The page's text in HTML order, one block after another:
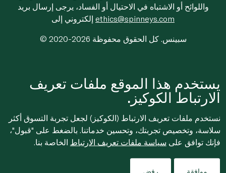
واللوائح أو الاشتباه في الاحتيال أو الفساد، يرجى إرسال بريد
ethics@spinneys.com
© 2020-2026 سبينس. كل الحقوق محفوظة
يستخدم هذا الموقع ملفات تعريف
الارتباط الكوكيز.
نستخدم ملفات تعريف الارتباط (الكوكيز) لجعل تجربة التسوق أكثر
سلاسة، وتخصيص تجربتك، وتحسين خدماتنا. بالضغط على "قبول"،
فإنك توافق على سياسة ملفات تعريف الارتباط الخاصة بنا.
موافقة رفض